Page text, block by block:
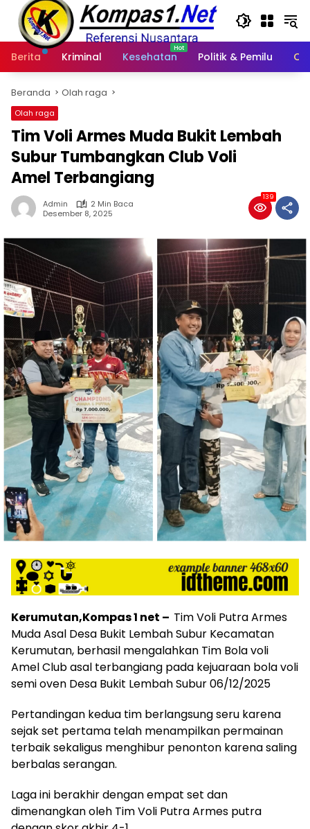
Langsung
konten
Berita
Kriminal Kesehatan Politik & Pemilu
Beranda Olah raga
Olah raga
Tim Voli Armes Muda Bukit Lembah
Subur Tumbangkan Club Voli
Amel Terbangiang
Admin
2 Min Baca
Desember 8, 2025
139
Kerumutan,Kompas 1 net – Tim Voli Putra Armes
Muda Asal Desa Bukit Lembah Subur Kecamatan
Kerumutan, berhasil mengalahkan Tim Bola voli
Amel Club asal terbangiang pada kejuaraan bola voli
semi oven Desa Bukit Lembah Subur 06/12/2025
Pertandingan kedua tim berlangsung seru karena
sejak set pertama telah menampilkan permainan
terbaik sekaligus menghibur penonton karena saling
berbalas serangan.
Laga ini berakhir dengan empat set dan
dimenangkan oleh Tim Voli Putra Armes putra